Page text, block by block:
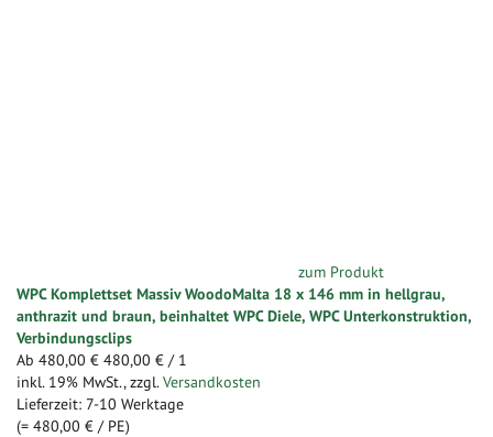
zum Produkt
WPC Komplettset Massiv WoodoMalta 18 x 146 mm in hellgrau,
anthrazit und braun, beinhaltet WPC Diele, WPC Unterkonstruktion,
Verbindungsclips
Ab 480,00 € 480,00 € / 1
inkl. 19% MwSt., zzgl. Versandkosten
Lieferzeit: 7-10 Werktage
(= 480,00 € / PE)